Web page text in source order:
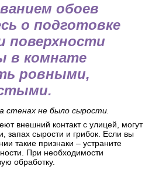
обоев
о подготовке
поверхности
в комнате
ровными,
стенах не было сырости.
внешний контакт с улицей, могут
запах сырости и грибок. Если вы
такие признаки – устраните
При необходимости
обработку.